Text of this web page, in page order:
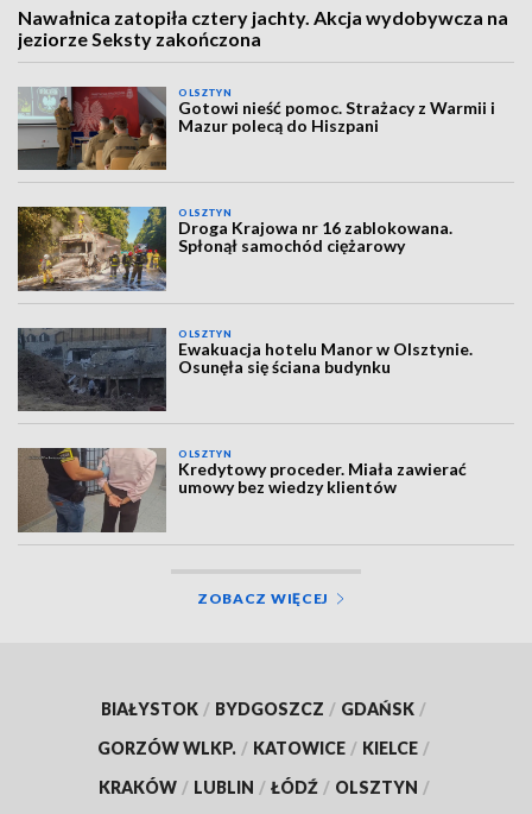
Nawałnica zatopiła cztery jachty. Akcja wydobywcza na
jeziorze Seksty zakończona
OLSZTYN
Gotowi nieść pomoc. Strażacy z Warmii i
Mazur polecą do Hiszpani
OLSZTYN
Droga Krajowa nr 16 zablokowana.
Spłonął samochód ciężarowy
OLSZTYN
Ewakuacja hotelu Manor w Olsztynie.
Osunęła się ściana budynku
OLSZTYN
Kredytowy proceder. Miała zawierać
umowy bez wiedzy klientów
ZOBACZ WIĘCEJ
BIAŁYSTOK / BYDGOSZCZ / GDAŃSK /
GORZÓW WLKP. / KATOWICE / KIELCE /
KRAKÓW / LUBLIN / ŁÓDŹ / OLSZTYN /